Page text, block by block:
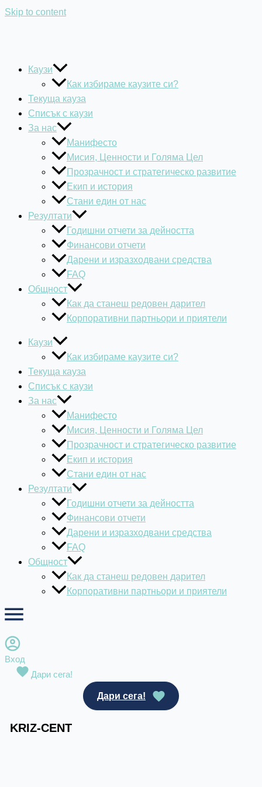
Skip to content
Каузи
Как избираме каузите си?
Текуща кауза
Списък с каузи
За нас
Манифесто
Мисия, Ценности и Голяма Цел
Прозрачност и стратегическо развитие
Екип и история
Стани един от нас
Резултати
Годишни отчети за дейността
Финансови отчети
Дарени и изразходвани средства
FAQ
Общност
Как да станеш редовен дарител
Корпоративни партньори и приятели
Каузи
Как избираме каузите си?
Текуща кауза
Списък с каузи
За нас
Манифесто
Мисия, Ценности и Голяма Цел
Прозрачност и стратегическо развитие
Екип и история
Стани един от нас
Резултати
Годишни отчети за дейността
Финансови отчети
Дарени и изразходвани средства
FAQ
Общност
Как да станеш редовен дарител
Корпоративни партньори и приятели
Вход
Дари сега!
Дари сега!
KRIZ-CENT